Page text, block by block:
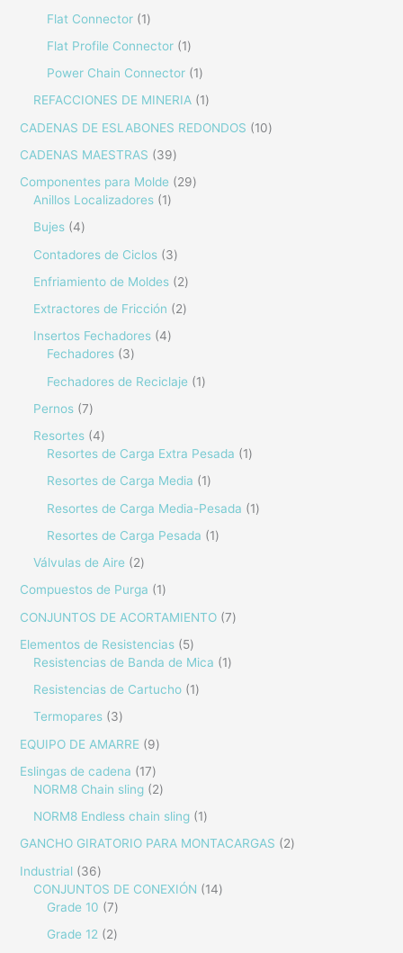
Flat Connector
1
Flat Profile Connector
1
Power Chain Connector
1
REFACCIONES DE MINERIA
1
CADENAS DE ESLABONES REDONDOS
10
CADENAS MAESTRAS
39
Componentes para Molde
29
Anillos Localizadores
1
Bujes 4
Contadores de Ciclos
3
Enfriamiento de Moldes
2
Extractores de Fricción
2
Insertos Fechadores 4
Fechadores
3
Fechadores de Reciclaje
1
Pernos 7
Resortes 4
Resortes de Carga Extra Pesada
1
Resortes de Carga Media
1
Resortes de Carga Media-Pesada
1
Resortes de Carga Pesada
1
Válvulas de Aire
2
Compuestos de Purga
1
CONJUNTOS DE ACORTAMIENTO 7
Elementos de Resistencias
5
Resistencias de Banda de Mica
1
Resistencias de Cartucho
1
Termopares
3
EQUIPO DE AMARRE
9
Eslingas de cadena
17
NORM8 Chain sling
2
NORM8 Endless chain sling
1
GANCHO GIRATORIO PARA MONTACARGAS
2
Industrial
36
CONJUNTOS DE CONEXIÓN
14
Grade 10
7
Grade 12
2